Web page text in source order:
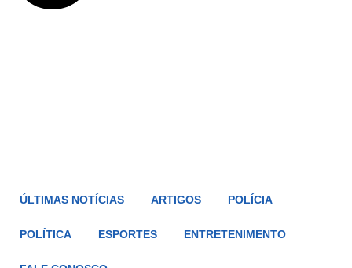
ÚLTIMAS NOTÍCIAS ARTIGOS POLÍCIA
POLÍTICA ESPORTES ENTRETENIMENTO